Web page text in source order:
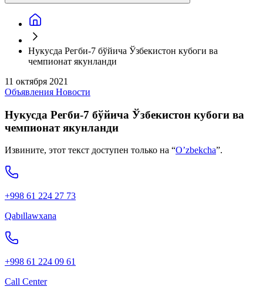
Нукусда Регби-7 бўйича Ўзбекистон кубоги ва
чемпионат якунланди
11 октября 2021
Объявления Новости
Нукусда Регби-7 бўйича Ўзбекистон кубоги ва
чемпионат якунланди
Извините, этот текст доступен только на “O’zbekcha”.
+998 61 224 27 73
Qabıllawxana
+998 61 224 09 61
Call Center